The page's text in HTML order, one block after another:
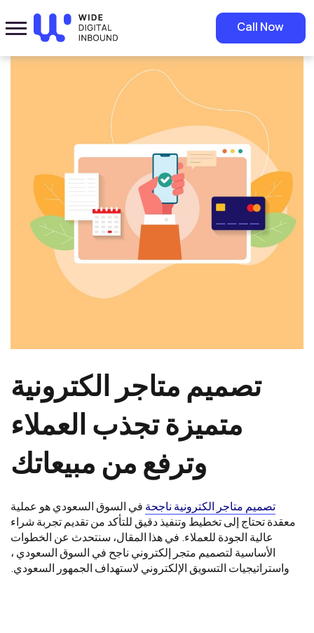
Call Now
Home»Blog » تصميم متاجر الكترونية متميزة تجذب العملاء وترفع من
مبيعاتك
تصميم متاجر الكترونية
متميزة تجذب العملاء
وترفع من مبيعاتك
تصميم متاجر الكترونية ناجحة في السوق السعودي هو عملية
معقدة تحتاج إلى تخطيط وتنفيذ دقيق للتأكد من تقديم تجربة شراء
عالية الجودة للعملاء. في هذا المقال، سنتحدث عن الخطوات
الأساسية لتصميم متجر إلكتروني ناجح في السوق السعودي ،
واستراتيجيات التسويق الإلكتروني لاستهداف الجمهور السعودي.